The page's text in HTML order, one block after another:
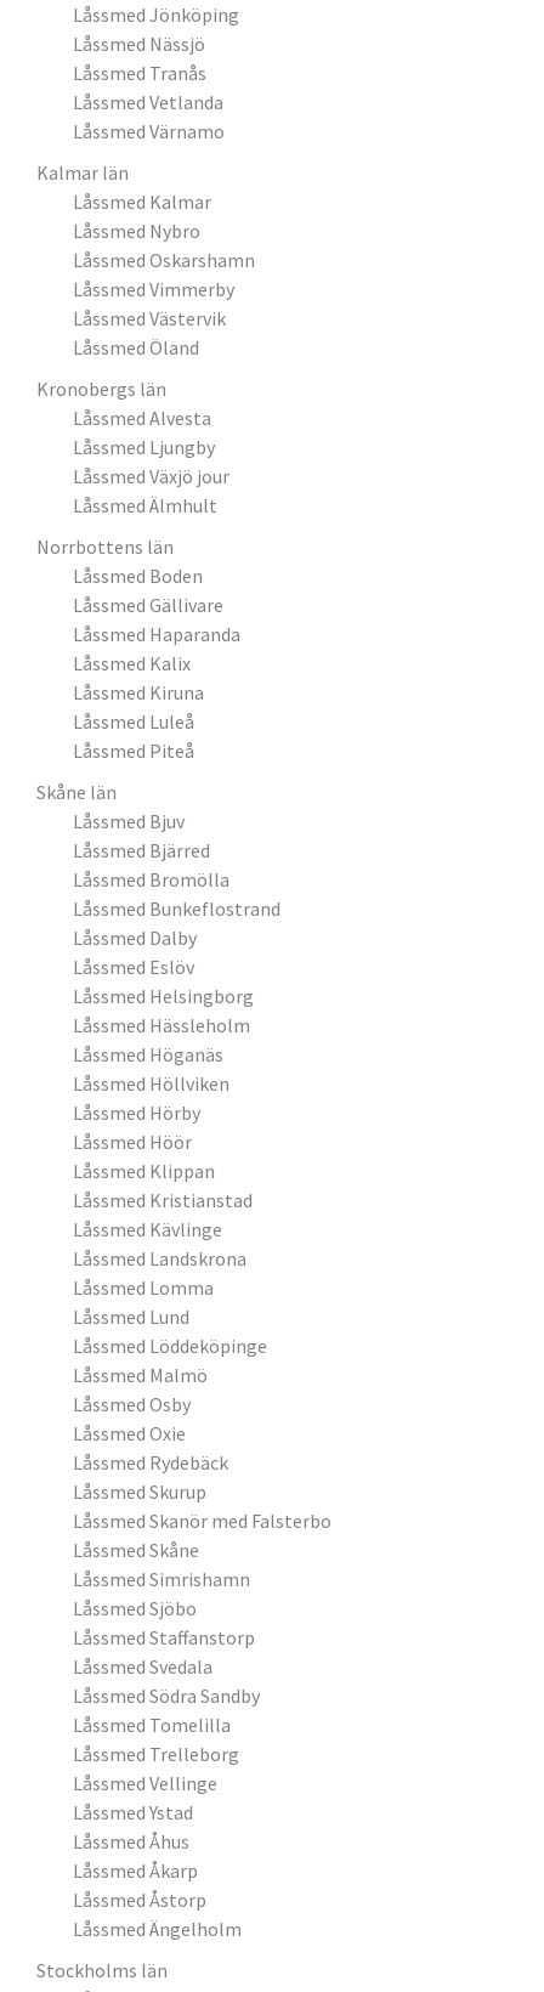
Låssmed Jönköping
Låssmed Nässjö
Låssmed Tranås
Låssmed Vetlanda
Låssmed Värnamo
Kalmar län
Låssmed Kalmar
Låssmed Nybro
Låssmed Oskarshamn
Låssmed Vimmerby
Låssmed Västervik
Låssmed Öland
Kronobergs län
Låssmed Alvesta
Låssmed Ljungby
Låssmed Växjö jour
Låssmed Älmhult
Norrbottens län
Låssmed Boden
Låssmed Gällivare
Låssmed Haparanda
Låssmed Kalix
Låssmed Kiruna
Låssmed Luleå
Låssmed Piteå
Skåne län
Låssmed Bjuv
Låssmed Bjärred
Låssmed Bromölla
Låssmed Bunkeflostrand
Låssmed Dalby
Låssmed Eslöv
Låssmed Helsingborg
Låssmed Hässleholm
Låssmed Höganäs
Låssmed Höllviken
Låssmed Hörby
Låssmed Höör
Låssmed Klippan
Låssmed Kristianstad
Låssmed Kävlinge
Låssmed Landskrona
Låssmed Lomma
Låssmed Lund
Låssmed Löddeköpinge
Låssmed Malmö
Låssmed Osby
Låssmed Oxie
Låssmed Rydebäck
Låssmed Skurup
Låssmed Skanör med Falsterbo
Låssmed Skåne
Låssmed Simrishamn
Låssmed Sjöbo
Låssmed Staffanstorp
Låssmed Svedala
Låssmed Södra Sandby
Låssmed Tomelilla
Låssmed Trelleborg
Låssmed Vellinge
Låssmed Ystad
Låssmed Åhus
Låssmed Åkarp
Låssmed Åstorp
Låssmed Ängelholm
Stockholms län